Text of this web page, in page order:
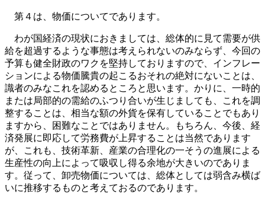
第４は、物価についてであります。
わが国経済の現状におきましては、総体的に見て需要が供
給を超過するような事態は考えられないのみならず、今回の
予算も健全財政のワクを堅持しておりますので、インフレー
ションによる物価騰貴の起こるおそれの絶対にないことは、
識者のみなこれを認めるところと思います。かりに、一時的
または局部的の需給のふつり合いが生じましても、これを調
整することは、相当な額の外貨を保有していることでもあり
ますから、困難なことではありません。もちろん、今後、経
済発展に即応して労務費が上昇することは当然であります
が、これも、技術革新、産業の合理化の一そうの進展による
生産性の向上によって吸収し得る余地が大きいのでありま
す。従って、卸売物価については、総体としては弱含み横ば
いに推移するものと考えておるのであります。